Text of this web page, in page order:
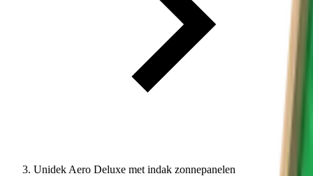
Unidek Aero Deluxe met indak zonnepanelen